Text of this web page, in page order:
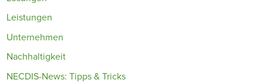
Leistungen
Unternehmen
Nachhaltigkeit
NECDIS-News: Tipps & Tricks